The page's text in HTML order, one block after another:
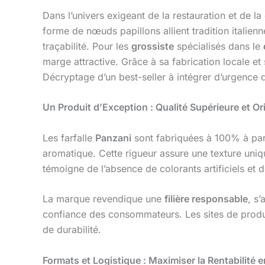
Dans l’univers exigeant de la restauration et de
forme de nœuds papillons allient tradition
traçabilité. Pour les grossiste spécialisés dans le
marge attractive. Grâce à sa fabrication locale
Décryptage d’un best-seller à intégrer
Un Produit d’Exception : Qualité Supérieure et
Les farfalle Panzani sont fabriquées à 100% à
aromatique. Cette rigueur assure une texture
témoigne de l’absence de colorants artificiels et
La marque revendique une filière responsable,
confiance des consommateurs. Les sites de
de durabilité.
Formats et Logistique : Maximiser la Rentabilité